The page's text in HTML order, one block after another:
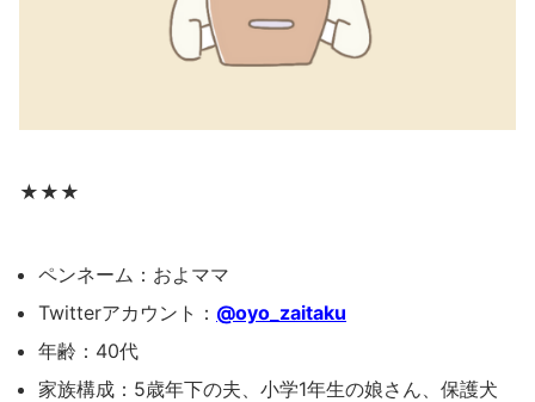
★★★
ペンネーム：およママ
Twitterアカウント： @oyo_zaitaku
年齢：40代
家族構成：5歳年下の夫、小学1年生の娘さん、保護犬